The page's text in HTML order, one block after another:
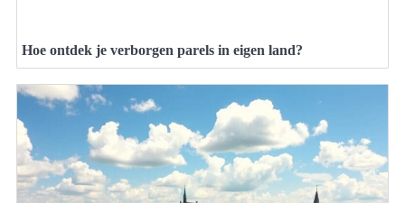
Hoe ontdek je verborgen parels in eigen land?